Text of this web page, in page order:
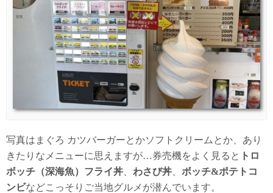
写真はまぐろ カツバーガーとかソフトクリームとか、あり
きたりなメニューに思えますが…券売機をよく見ると トロ
ボッチ（深海魚）フライ丼
わさび丼
ボッチ&ポテトコ
ンビなどこっそりご当地グルメが潜んでいます。